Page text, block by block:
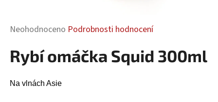
Průměrné
produktu
je
z
Neohodnoceno Podrobnosti hodnocení
Rybí omáčka Squid 300ml
Na vlnách Asie
j
t
?